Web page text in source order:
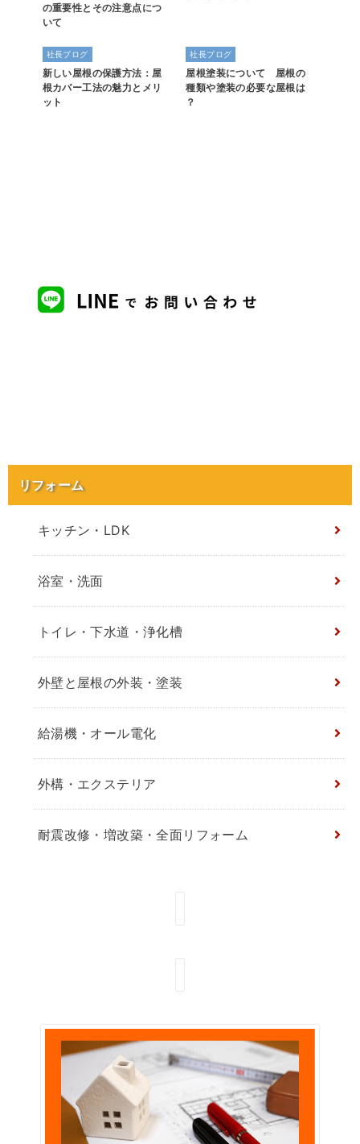
の重要性とその注意点につ
いて
社長ブログ
新しい屋根の保護方法：屋
根カバー工法の魅力とメリ
ット
社長ブログ
屋根塗装について 屋根の
種類や塗装の必要な屋根は
？
リフォーム
キッチン・LDK
浴室・洗面
トイレ・下水道・浄化槽
外壁と屋根の外装・塗装
給湯機・オール電化
外構・エクステリア
耐震改修・増改築・全面リフォーム